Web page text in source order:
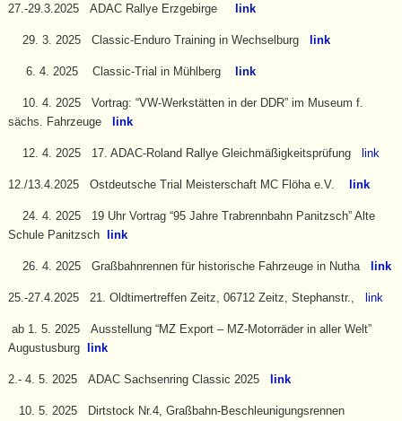
27.-29.3.2025 ADAC Rallye Erzgebirge link
29. 3. 2025 Classic-Enduro Training in Wechselburg link
6. 4. 2025 Classic-Trial in Mühlberg link
10. 4. 2025 Vortrag: “VW-Werkstätten in der DDR” im Museum f.
sächs. Fahrzeuge link
12. 4. 2025 17. ADAC-Roland Rallye Gleichmäßigkeitsprüfung link
12./13.4.2025 Ostdeutsche Trial Meisterschaft MC Flöha e.V. link
24. 4. 2025 19 Uhr Vortrag “95 Jahre Trabrennbahn Panitzsch” Alte
Schule Panitzsch link
26. 4. 2025 Graßbahnrennen für historische Fahrzeuge in Nutha link
25.-27.4.2025 21. Oldtimertreffen Zeitz, 06712 Zeitz, Stephanstr., link
ab 1. 5. 2025 Ausstellung “MZ Export – MZ-Motorräder in aller Welt”
Augustusburg link
2.- 4. 5. 2025 ADAC Sachsenring Classic 2025 link
10. 5. 2025 Dirtstock Nr.4, Graßbahn-Beschleunigungsrennen